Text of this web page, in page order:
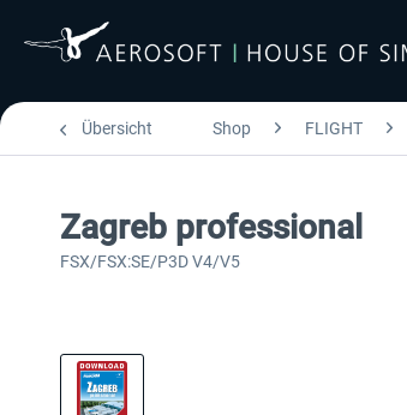
Übersicht Shop FLIGHT
Zagreb professional
FSX/FSX:SE/P3D V4/V5